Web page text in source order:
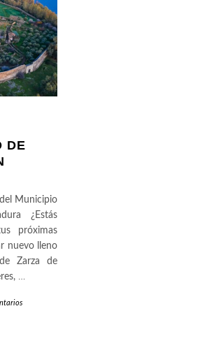
DE
Municipio
¿Estás
próximas
nuevo lleno
Zarza de
…